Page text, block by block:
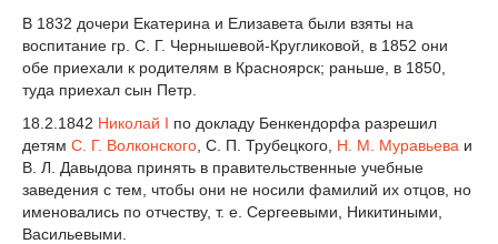
В 1832 дочери Екатерина и Елизавета были взяты на
воспитание гр. С. Г. Чернышевой-Кругликовой, в 1852 они
обе приехали к родителям в Красноярск; раньше, в 1850,
туда приехал сын Петр.
18.2.1842 Николай I по докладу Бенкендорфа разрешил
детям С. Г. Волконского , С. П. Трубецкого, H. М. Муравьева и
В. Л. Давыдова принять в правительственные учебные
заведения с тем, чтобы они не носили фамилий их отцов, но
именовались по отчеству, т. е. Сергеевыми, Никитиными,
Васильевыми.